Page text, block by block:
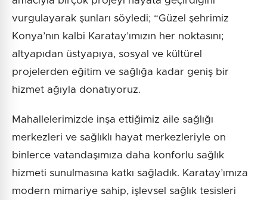
vurgulayarak şunları söyledi; “Güzel şehrimiz
Konya’nın kalbi Karatay’ımızın her noktasını;
altyapıdan üstyapıya, sosyal ve kültürel
projelerden eğitim ve sağlığa kadar geniş bir
hizmet ağıyla donatıyoruz.
Mahallelerimizde inşa ettiğimiz aile sağlığı
merkezleri ve sağlıklı hayat merkezleriyle on
binlerce vatandaşımıza daha konforlu sağlık
hizmeti sunulmasına katkı sağladık. Karatay’ımıza
modern mimariye sahip, işlevsel sağlık tesisleri